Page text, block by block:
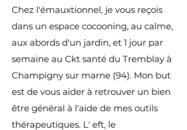
Chez l'émauxtionnel, je vous reçois
dans un espace cocooning, au calme,
aux abords d'un jardin, et 1 jour par
semaine au Ckt santé du Tremblay à
Champigny sur marne (94). Mon but
est de vous aider à retrouver un bien
être général à l'aide de mes outils
thérapeutiques. L' eft, le